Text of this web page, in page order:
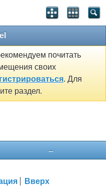
почитать
своих
. Для
раздел.
...
Вверх